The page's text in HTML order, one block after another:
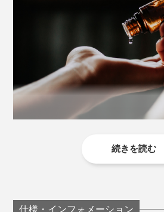
いやなニオイに、アロマを重ねた
ら、瞬時に悪臭の元を抑えてくれ
ライズ）社が開発しました。
手つかずの大自然が、数多く世界
『GREEN NATION life』の名のと
続きを読む
仕様・インフォメーション